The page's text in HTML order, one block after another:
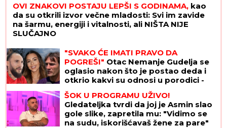
OVI ZNAKOVI POSTAJU LEPŠI S GODINAMA, kao
da su otkrili izvor večne mladosti: Svi im zavide
na šarmu, energiji i vitalnosti, ali NIŠTA NIJE
SLUČAJNO
"SVAKO ĆE IMATI PRAVO DA
POGREŠI" Otac Nemanje Gudelja se
oglasio nakon što je postao deda i
otkrio kakvi su odnosi u porodici -
sad je sve jasno
ŠOK U PROGRAMU UŽIVO!
Gledateljka tvrdi da joj je Asmin slao
gole slike, zapretila mu: "Vidimo se
na sudu, iskorišćavaš žene za pare"